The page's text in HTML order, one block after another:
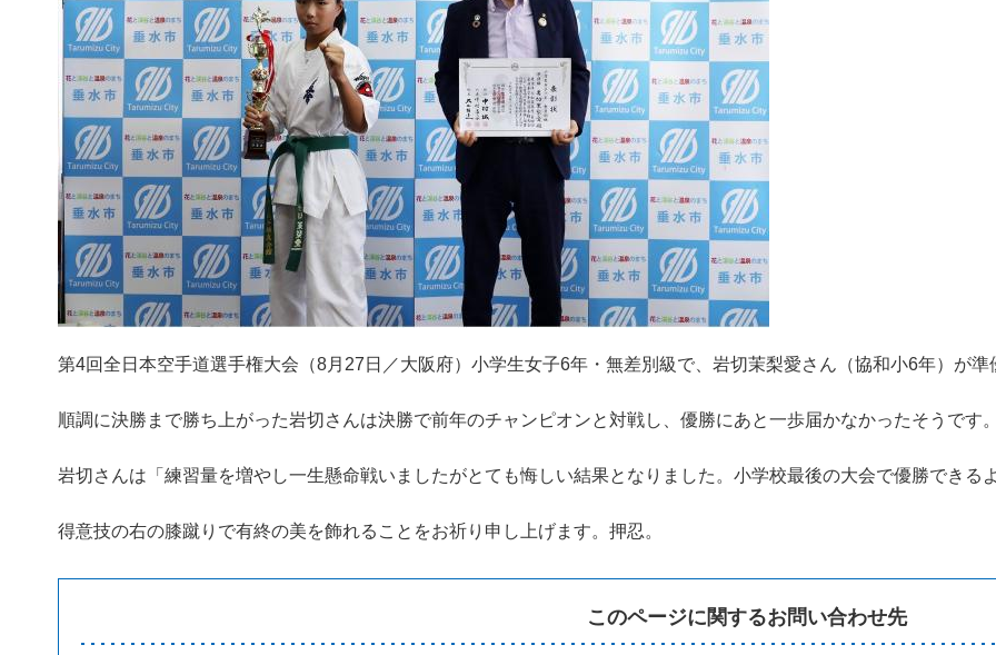
第4回全日本空手道選手権大会（8月27日／大阪府）小学生女子6年・無差別級で、岩切茉梨愛さん（協和小6年）が準
順調に決勝まで勝ち上がった岩切さんは決勝で前年のチャンピオンと対戦し、優勝にあと一歩届かなかったそうです。
岩切さんは「練習量を増やし一生懸命戦いましたがとても悔しい結果となりました。小学校最後の大会で優勝できる
得意技の右の膝蹴りで有終の美を飾れることをお祈り申し上げます。押忍。
このページに関するお問い合わせ先